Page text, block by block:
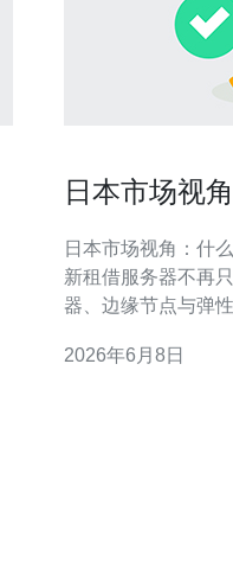
日本市场视
日本市场视角：什
新租借服务器不再
器、边缘节点与弹
地化数据中心与混
2026年6月8日